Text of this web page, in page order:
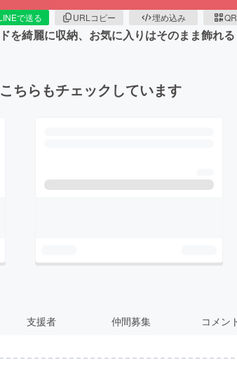
で送る URLコピー 埋め込み
を綺麗に収納、お気に入りはそのまま飾れ
ちらもチェックしています
支援者 仲間募集 コメン